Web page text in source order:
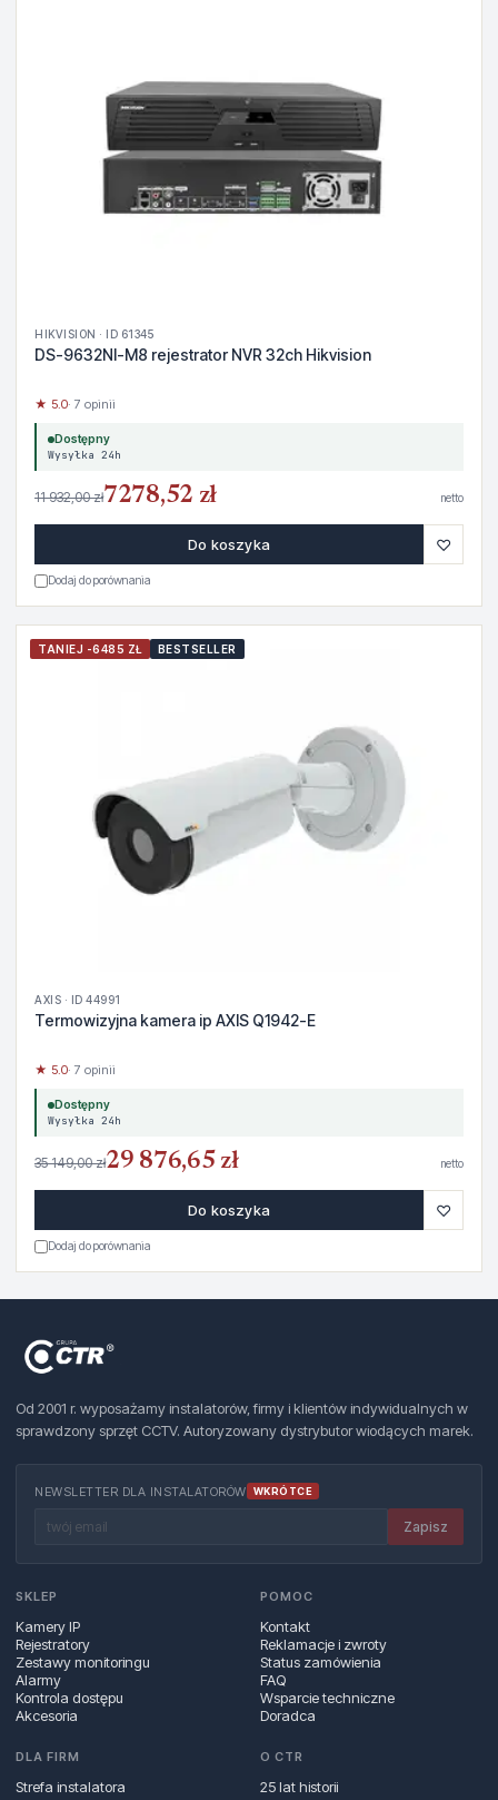
HIKVISION · ID 61345
DS-9632NI-M8 rejestrator NVR 32ch Hikvision
★ 5.0· 7 opinii
Dostępny
Wysyłka 24h
11 932,00 zł7278,52 zł netto
Do koszyka ♡
Dodaj do porównania
TANIEJ -6485 ZŁ BESTSELLER
AXIS · ID 44991
Termowizyjna kamera ip AXIS Q1942-E
★ 5.0· 7 opinii
Dostępny
Wysyłka 24h
35 149,00 zł29 876,65 zł netto
Do koszyka ♡
Dodaj do porównania
Od 2001 r. wyposażamy instalatorów, firmy i klientów indywidualnych w
sprawdzony sprzęt CCTV. Autoryzowany dystrybutor wiodących marek.
NEWSLETTER DLA INSTALATORÓW WKRÓTCE
Zapisz
SKLEP
Kamery IP
Rejestratory
Zestawy monitoringu
Alarmy
Kontrola dostępu
Akcesoria
POMOC
Kontakt
Reklamacje i zwroty
Status zamówienia
FAQ
Wsparcie techniczne
Doradca
DLA FIRM
Strefa instalatora
O CTR
25 lat historii